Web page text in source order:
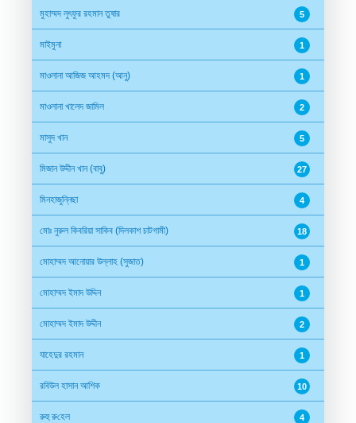
মুহাম্মদ লুৎফুর রহমান তুষার 5
মাইমুনা 1
মাওলানা আজিজ আহমদ (আনু) 1
মাওলানা খালেদ জামিল 2
মাসুদ খান 5
মিজান উদ্দীন খান (বাবু) 27
মিনহাজুন্নিছা 4
মোঃ নুরুল কিবরিয়া সাকিব (দিলকাশ চাটগামী) 18
মোহাম্মদ আনোয়ার উল্লাহ (সুজাত) 1
মোহাম্মদ ইমাদ উদ্দিন 1
মোহাম্মদ ইমাদ উদ্দীন 2
যাহেদুর রহমান 1
রবিউল হাসান আশিক 10
রুহু রু‌হেল 4